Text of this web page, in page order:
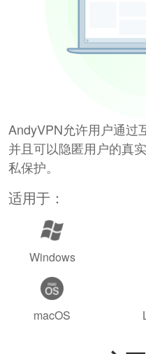
AndyVPN允许用户通过
并且可以隐匿用户的真
私保护。
适用于：
Windows
macOS